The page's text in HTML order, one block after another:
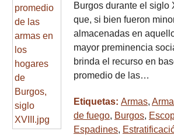
Burgos durante el siglo
que, si bien fueron
almacenadas en
mayor preminencia
brinda el recurso en
promedio de las…
Etiquetas: Armas,
de fuego, Burgos,
Espadines,